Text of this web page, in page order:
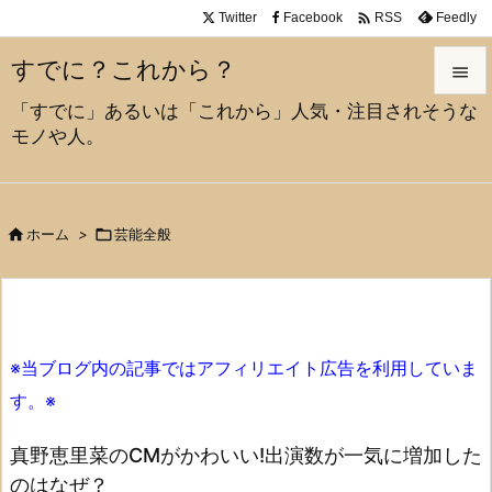
すでに？これから？
「すでに」あるいは「これから」人気・注目されそうな
モノや人。



検索
Twitter Facebook  RSS Feedly
 ホーム > 芸能全般
※当ブログ内の記事ではアフィリエイト広告を利用していま
す。※
真野恵里菜のCMがかわいい!出演数が一気に増加した
のはなぜ？